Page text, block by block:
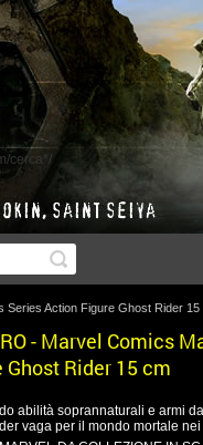
cerca*/
Series Action Figure Ghost Rider 15
- Marvel Comics
Ghost Rider 15 cm
abilità soprannaturali e armi
vaga per il mondo mortale